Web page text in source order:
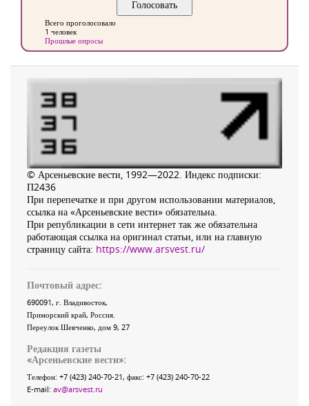
Всего проголосовало
1 человек
Прошлые опросы
© Арсеньевские вести, 1992—2022. Индекс подписки:
П2436
При перепечатке и при другом использовании материалов,
ссылка на «Арсеньевские вести» обязательна.
При републикации в сети интернет так же обязательна
работающая ссылка на оригинал статьи, или на главную
страницу сайта: https://www.arsvest.ru/
Почтовый адрес:
690091, г. Владивосток,
Приморский край, Россия
Переулок Шевченко, дом 9, 27
Редакция газеты
«Арсеньевские вести»:
Телефон: +7 (423) 240-70-21, факс: +7 (423) 240-70-22
E-mail: av@arsvest.ru